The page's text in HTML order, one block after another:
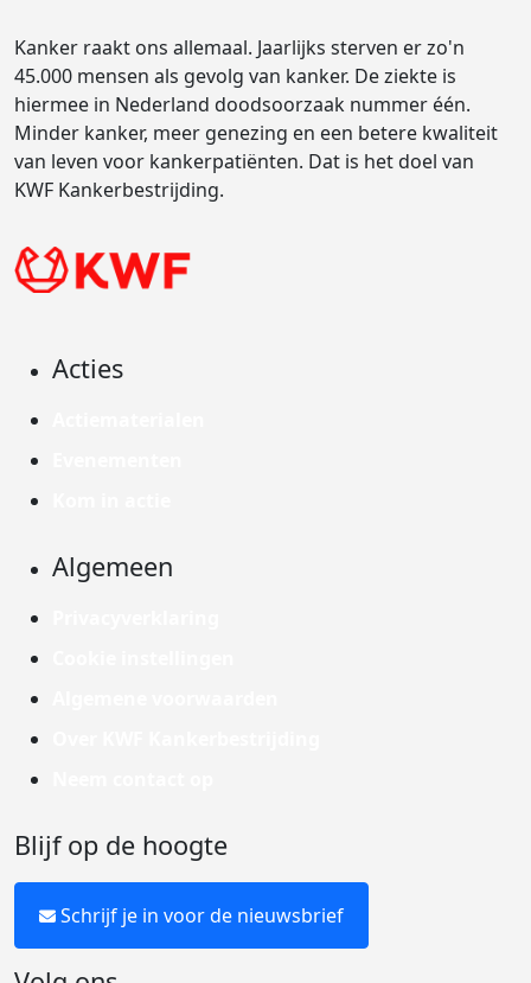
Kanker raakt ons allemaal. Jaarlijks sterven er zo'n
45.000 mensen als gevolg van kanker. De ziekte is
hiermee in Nederland doodsoorzaak nummer één.
Minder kanker, meer genezing en een betere kwaliteit
van leven voor kankerpatiënten. Dat is het doel van
KWF Kankerbestrijding.
Acties
Algemeen
Blijf op de hoogte
Schrijf je in voor de nieuwsbrief